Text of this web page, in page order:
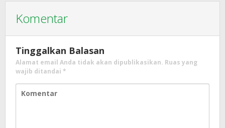
Komentar
Tinggalkan Balasan
Alamat email Anda tidak akan dipublikasikan. Ruas yang
wajib ditandai *